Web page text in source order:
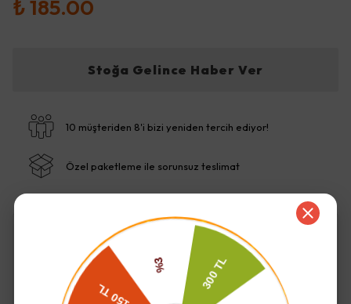
₺ 185.00
Stoğa Gelince Haber Ver
10 müşteriden 8'i bizi yeniden tercih ediyor!
Özel paketleme ile sorunsuz teslimat
İade ve Değişim